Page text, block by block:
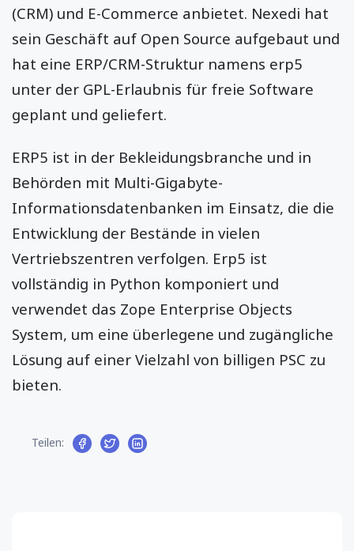
(CRM) und E-Commerce anbietet. Nexedi hat
sein Geschäft auf Open Source aufgebaut und
hat eine ERP/CRM-Struktur namens erp5
unter der GPL-Erlaubnis für freie Software
geplant und geliefert.
ERP5 ist in der Bekleidungsbranche und in
Behörden mit Multi-Gigabyte-
Informationsdatenbanken im Einsatz, die die
Entwicklung der Bestände in vielen
Vertriebszentren verfolgen. Erp5 ist
vollständig in Python komponiert und
verwendet das Zope Enterprise Objects
System, um eine überlegene und zugängliche
Lösung auf einer Vielzahl von billigen PSC zu
bieten.
Teilen: